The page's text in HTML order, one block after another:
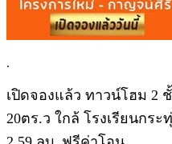
.
เปิดจองแล้ว ทาวน์โฮม 2
20ตร.ว ใกล้ โรงเรียนกร